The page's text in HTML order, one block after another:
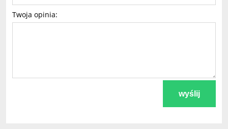
Twoja opinia:
wyślij